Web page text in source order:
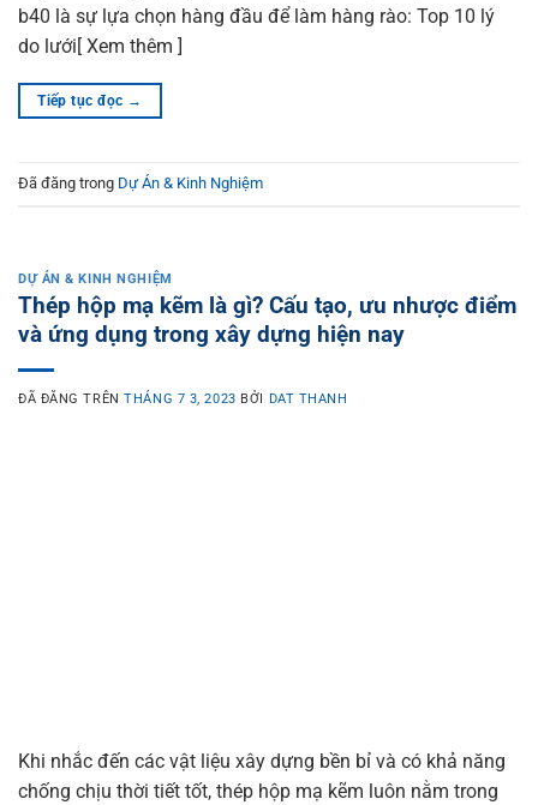
b40 là sự lựa chọn hàng đầu để làm hàng rào: Top 10 lý
do lưới[ Xem thêm ]
Tiếp tục đọc →
Đã đăng trong Dự Án & Kinh Nghiệm
DỰ ÁN & KINH NGHIỆM
Thép hộp mạ kẽm là gì? Cấu tạo, ưu nhược điểm
và ứng dụng trong xây dựng hiện nay
ĐÃ ĐĂNG TRÊNTHÁNG 7 3, 2023 BỞI DAT THANH
Khi nhắc đến các vật liệu xây dựng bền bỉ và có khả năng
chống chịu thời tiết tốt, thép hộp mạ kẽm luôn nằm trong